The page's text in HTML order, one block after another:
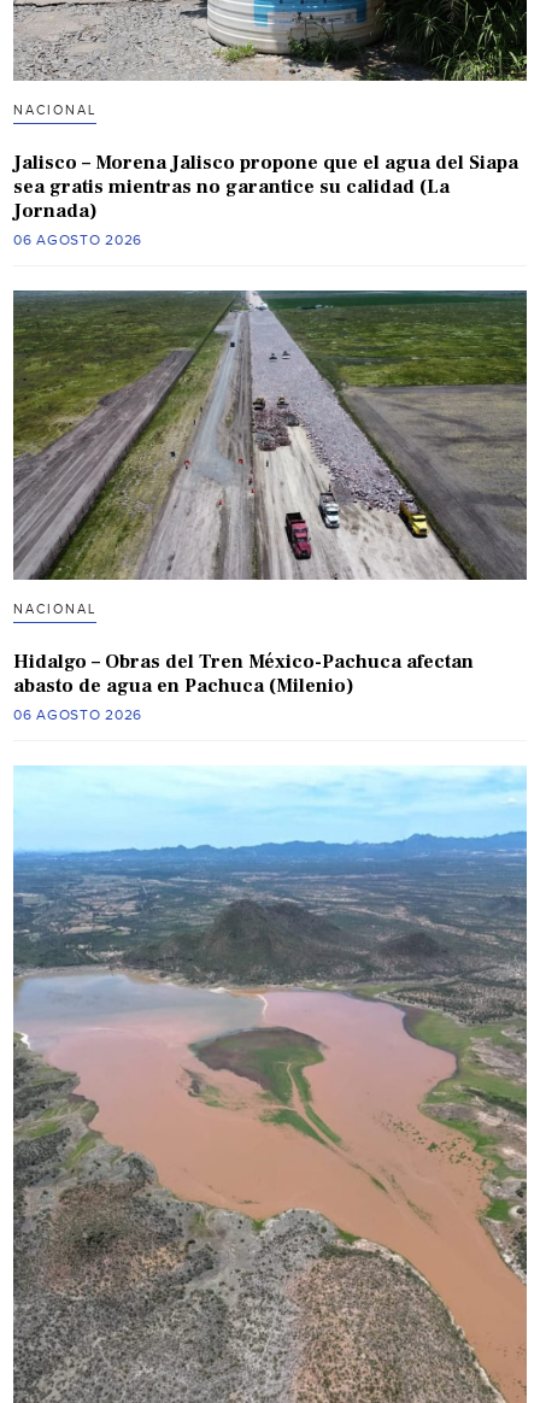
NACIONAL
Jalisco – Morena Jalisco propone que el agua del Siapa
sea gratis mientras no garantice su calidad (La
Jornada)
06 AGOSTO 2026
NACIONAL
Hidalgo – Obras del Tren México-Pachuca afectan
abasto de agua en Pachuca (Milenio)
06 AGOSTO 2026